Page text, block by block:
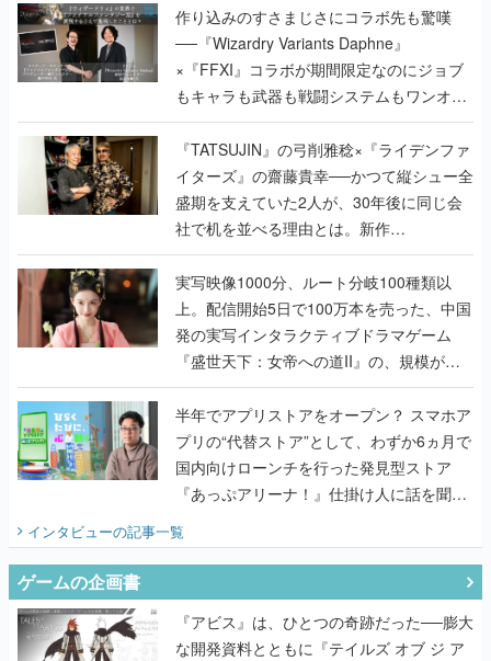
作り込みのすさまじさにコラボ先も驚嘆
──『Wizardry Variants Daphne』
×『FFXI』コラボが期間限定なのにジョブ
もキャラも武器も戦闘システムもワンオフ
で作り込まれた理由を両ディレクターに聞
く
『TATSUJIN』の弓削雅稔×『ライデンファ
イターズ』の齋藤貴幸──かつて縦シュー全
盛期を支えていた2人が、30年後に同じ会
社で机を並べる理由とは。新作
『TATSUJIN EXTREME』で初タッグを組
んだレジェンド2人に訊く開発秘話
実写映像1000分、ルート分岐100種類以
上。配信開始5日で100万本を売った、中国
発の実写インタラクティブドラマゲーム
『盛世天下：女帝への道II』の、規模が違
うこだわりをプロデューサーに聞いた
半年でアプリストアをオープン？ スマホア
プリの“代替ストア”として、わずか6ヵ月で
国内向けローンチを行った発見型ストア
『あっぷアリーナ！』仕掛け人に話を聞い
てみた
インタビューの記事一覧
ゲームの企画書
『アビス』は、ひとつの奇跡だった──膨大
な開発資料とともに『テイルズ オブ ジ ア